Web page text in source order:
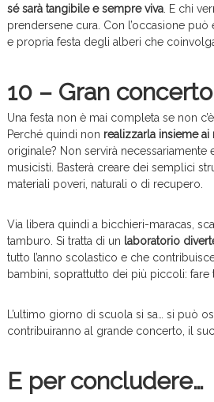
sé sarà tangibile e sempre viva. E chi
prendersene cura. Con l’occasione
e propria festa degli alberi che
10 – Gran
Una festa non è mai completa se non
Perché quindi non realizzarla insieme ai
originale? Non servirà necessariamente
musicisti. Basterà creare dei semplici
materiali poveri, naturali o di recupero.
Via libera quindi a bicchieri-maracas,
tamburo. Si tratta di un laboratorio
tutto l’anno scolastico e che
bambini, soprattutto dei più piccoli: fare
L’ultimo giorno di scuola si sa… si può
contribuiranno al grande concerto, il
E per concludere…